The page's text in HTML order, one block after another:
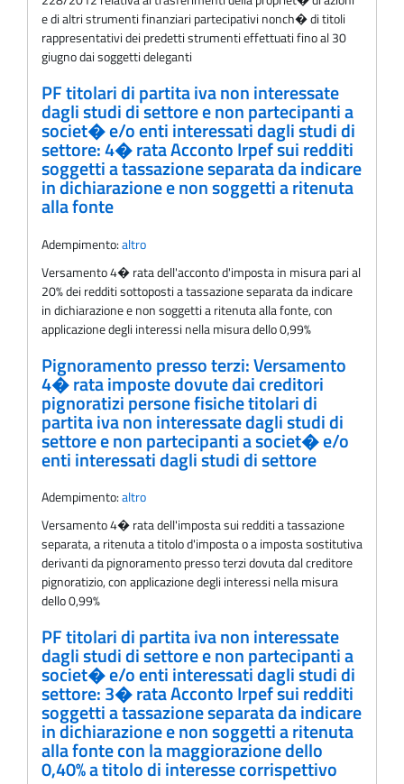
e di altri strumenti finanziari partecipativi nonch� di titoli
rappresentativi dei predetti strumenti effettuati fino al 30
giugno dai soggetti deleganti
PF titolari di partita iva non interessate
dagli studi di settore e non partecipanti a
societ� e/o enti interessati dagli studi di
settore: 4� rata Acconto Irpef sui redditi
soggetti a tassazione separata da indicare
in dichiarazione e non soggetti a ritenuta
alla fonte
Adempimento:altro
Versamento 4� rata dell'acconto d'imposta in misura pari al
20% dei redditi sottoposti a tassazione separata da indicare
in dichiarazione e non soggetti a ritenuta alla fonte, con
applicazione degli interessi nella misura dello 0,99%
Pignoramento presso terzi: Versamento
4� rata imposte dovute dai creditori
pignoratizi persone fisiche titolari di
partita iva non interessate dagli studi di
settore e non partecipanti a societ� e/o
enti interessati dagli studi di settore
Adempimento:altro
Versamento 4� rata dell'imposta sui redditi a tassazione
separata, a ritenuta a titolo d'imposta o a imposta sostitutiva
derivanti da pignoramento presso terzi dovuta dal creditore
pignoratizio, con applicazione degli interessi nella misura
dello 0,99%
PF titolari di partita iva non interessate
dagli studi di settore e non partecipanti a
societ� e/o enti interessati dagli studi di
settore: 3� rata Acconto Irpef sui redditi
soggetti a tassazione separata da indicare
in dichiarazione e non soggetti a ritenuta
alla fonte con la maggiorazione dello
0,40% a titolo di interesse corrispettivo